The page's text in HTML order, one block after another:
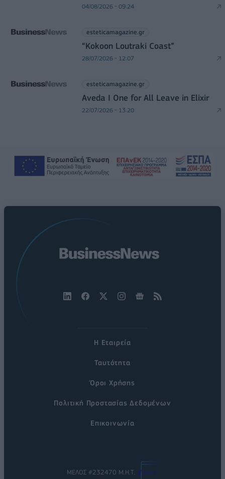
04/08/2026 - 09:24
esteticamagazine.gr
“Kokoon Loutraki Coast”
28/07/2026 - 12:07
esteticamagazine.gr
Aveda I One for All Leave in Elixir
22/07/2026 - 13:20
Η Εταιρεία
Ταυτότητα
Όροι Χρήσης
Πολιτική Προστασίας Δεδομένων
Επικοινωνία
ΜΕΛΟΣ #232470 Μ.Η.Τ.